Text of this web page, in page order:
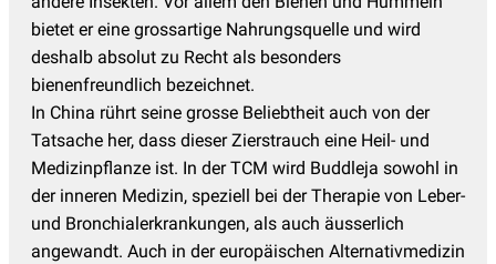
bietet er eine grossartige Nahrungsquelle und wird
deshalb absolut zu Recht als besonders
bienenfreundlich bezeichnet.
In China rührt seine grosse Beliebtheit auch von der
Tatsache her, dass dieser Zierstrauch eine Heil- und
Medizinpflanze ist. In der TCM wird Buddleja sowohl in
der inneren Medizin, speziell bei der Therapie von Leber-
und Bronchialerkrankungen, als auch äusserlich
angewandt. Auch in der europäischen Alternativmedizin